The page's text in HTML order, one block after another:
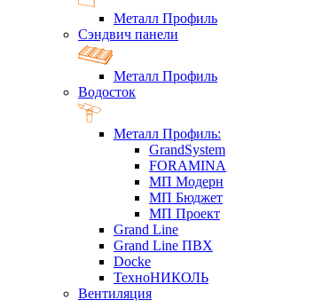
Металл Профиль
Сэндвич панели
Металл Профиль
Водосток
Металл Профиль:
GrandSystem
FORAMINA
МП Модерн
МП Бюджет
МП Проект
Grand Line
Grand Line ПВХ
Docke
ТехноНИКОЛЬ
Вентиляция